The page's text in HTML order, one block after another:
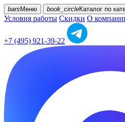
bars Меню book_circleКаталог по
Условия работы Скидки О
+7 (495) 921-39-22